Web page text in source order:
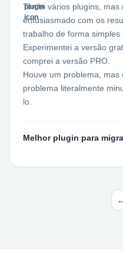
Tentei vários plugins, mas
entusiasmado com os
trabalho de forma simples
Experimentei a versão
comprei a versão PRO.
Houve um problema, mas
problema literalmente
lo.
Melhor plugin para